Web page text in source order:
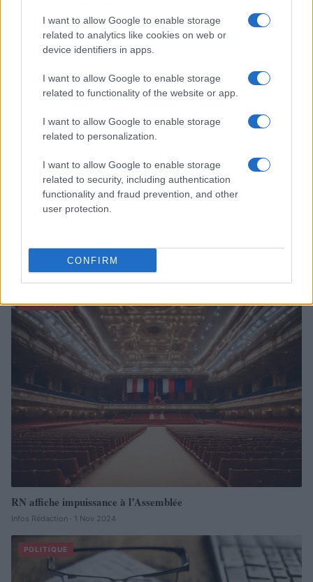
I want to allow Google to enable storage
related to analytics like cookies on web or
device identifiers in apps.
I want to allow Google to enable storage
related to functionality of the website or app.
I want to allow Google to enable storage
related to personalization.
I want to allow Google to enable storage
related to security, including authentication
functionality and fraud prevention, and other
user protection.
CONFIRM
À lire aussi
POLITIQUE
RN affiche impuissance à l’Assemblée
Infos Rédaction · 1 Nov 2024
POLITIQUE